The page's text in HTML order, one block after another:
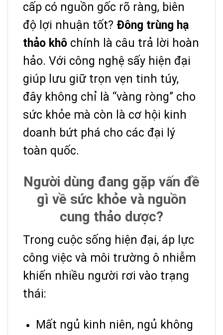
cấp có nguồn gốc rõ ràng, biên
độ lợi nhuận tốt? Đông trùng hạ
thảo khô chính là câu trả lời hoàn
hảo. Với công nghệ sấy hiện đại
giúp lưu giữ trọn vẹn tinh túy,
đây không chỉ là “vàng ròng” cho
sức khỏe mà còn là cơ hội kinh
doanh bứt phá cho các đại lý
toàn quốc.
Người dùng đang gặp vấn đề
gì về sức khỏe và nguồn
cung thảo dược?
Trong cuộc sống hiện đại, áp lực
công việc và môi trường ô nhiễm
khiến nhiều người rơi vào trạng
thái:
Mất ngủ kinh niên, ngủ không